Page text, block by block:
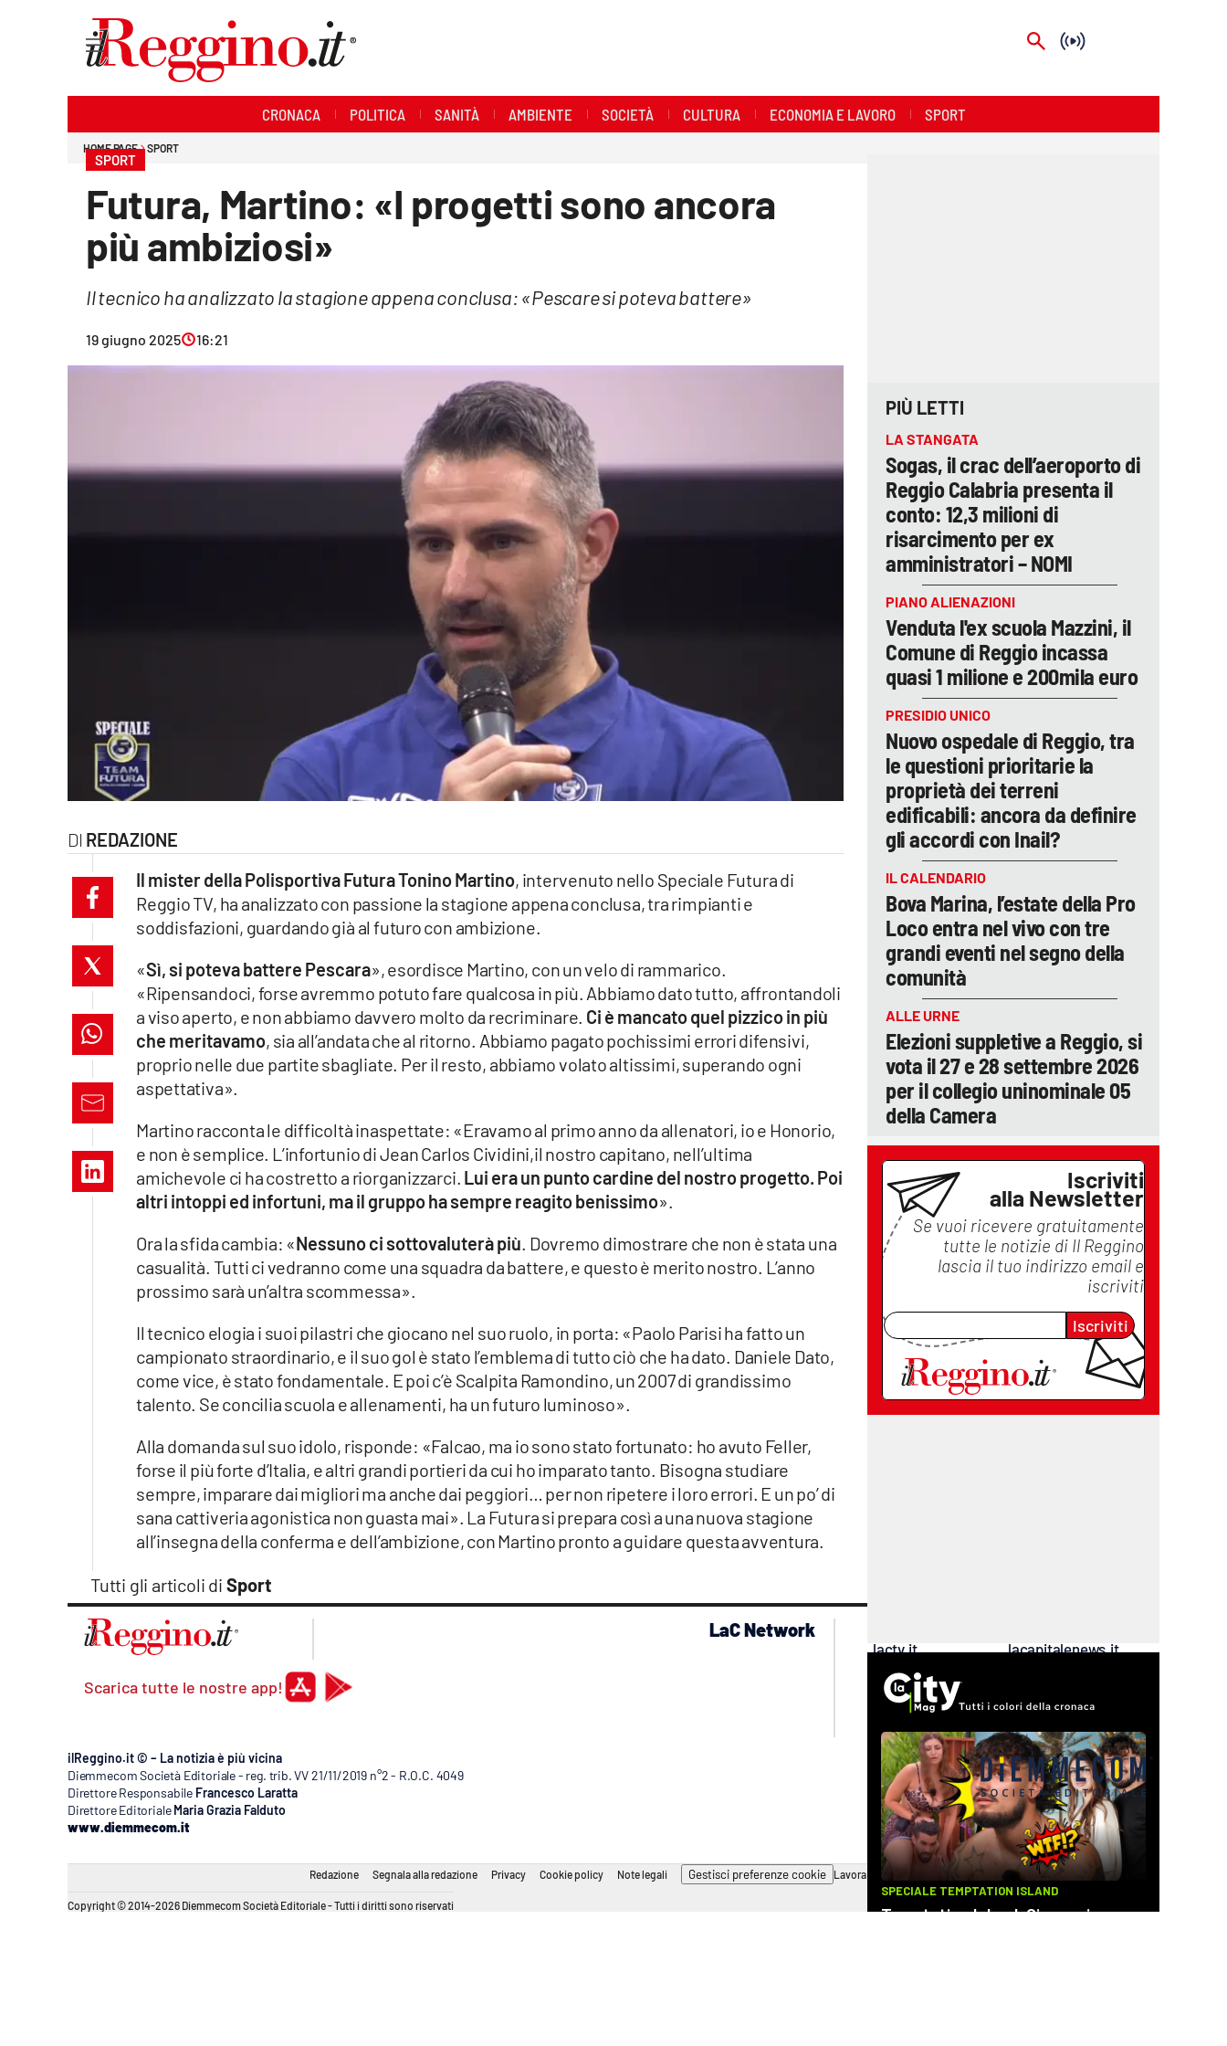
cosenzachannel.it
ilvibonese.it
catanzarochannel.it
lacapitalenews.it
Vai
CRONACA POLITICA SANITÀ AMBIENTE SOCIETÀ CULTURA ECONOMIA E LAVORO SPORT
HOME PAGE SPORT
SPORT
Futura, Martino: «I progetti sono ancora
più ambiziosi»
Il tecnico ha analizzato la stagione appena conclusa: «Pescare si poteva battere»
19 giugno 2025 16:21
REDAZIONE
Tutti gli articoli di Sport
Il mister della Polisportiva Futura Tonino Martino, intervenuto nello Speciale Futura di
Reggio TV, ha analizzato con passione la stagione appena conclusa, tra rimpianti e
soddisfazioni, guardando già al futuro con ambizione.
«Sì, si poteva battere Pescara», esordisce Martino, con un velo di rammarico.
«Ripensandoci, forse avremmo potuto fare qualcosa in più. Abbiamo dato tutto, affrontandoli
a viso aperto, e non abbiamo davvero molto da recriminare. Ci è mancato quel pizzico in più
che meritavamo, sia all’andata che al ritorno. Abbiamo pagato pochissimi errori difensivi,
proprio nelle due partite sbagliate. Per il resto, abbiamo volato altissimi, superando ogni
aspettativa».
Martino racconta le difficoltà inaspettate: «Eravamo al primo anno da allenatori, io e Honorio,
e non è semplice. L’infortunio di Jean Carlos Cividini,il nostro capitano, nell’ultima
amichevole ci ha costretto a riorganizzarci. Lui era un punto cardine del nostro progetto. Poi
altri intoppi ed infortuni, ma il gruppo ha sempre reagito benissimo».
Ora la sfida cambia: «Nessuno ci sottovaluterà più. Dovremo dimostrare che non è stata una
casualità. Tutti ci vedranno come una squadra da battere, e questo è merito nostro. L’anno
prossimo sarà un’altra scommessa».
Il tecnico elogia i suoi pilastri che giocano nel suo ruolo, in porta: «Paolo Parisi ha fatto un
campionato straordinario, e il suo gol è stato l’emblema di tutto ciò che ha dato. Daniele Dato,
come vice, è stato fondamentale. E poi c’è Scalpita Ramondino, un 2007 di grandissimo
talento. Se concilia scuola e allenamenti, ha un futuro luminoso».
Alla domanda sul suo idolo, risponde: «Falcao, ma io sono stato fortunato: ho avuto Feller,
forse il più forte d’Italia, e altri grandi portieri da cui ho imparato tanto. Bisogna studiare
sempre, imparare dai migliori ma anche dai peggiori… per non ripetere i loro errori. E un po’ di
sana cattiveria agonistica non guasta mai». La Futura si prepara così a una nuova stagione
all’insegna della conferma e dell’ambizione, con Martino pronto a guidare questa avventura.
PIÙ LETTI
LA STANGATA
Sogas, il crac dell’aeroporto di
Reggio Calabria presenta il
conto: 12,3 milioni di
risarcimento per ex
amministratori – NOMI
PIANO ALIENAZIONI
Venduta l'ex scuola Mazzini, il
Comune di Reggio incassa
quasi 1 milione e 200mila euro
PRESIDIO UNICO
Nuovo ospedale di Reggio, tra
le questioni prioritarie la
proprietà dei terreni
edificabili: ancora da definire
gli accordi con Inail?
IL CALENDARIO
Bova Marina, l’estate della Pro
Loco entra nel vivo con tre
grandi eventi nel segno della
comunità
ALLE URNE
Elezioni suppletive a Reggio, si
vota il 27 e 28 settembre 2026
per il collegio uninominale 05
della Camera
Iscriviti
alla Newsletter
Se vuoi ricevere gratuitamente
tutte le notizie di Il Reggino
lascia il tuo indirizzo email e
iscriviti
Iscriviti
Scarica tutte le nostre app!
LaC Network
lactv.it
laconair.it
lacapitalenews.it
catanzarochannel.it
ilReggino.it © – La notizia è più vicina
Diemmecom Società Editoriale - reg. trib. VV 21/11/2019 n°2 - R.O.C. 4049
Direttore Responsabile Francesco Laratta
Direttore Editoriale Maria Grazia Falduto
www.diemmecom.it
Redazione Segnala alla redazione Privacy Cookie policy Note legali Gestisci preferenze cookie Lavora con noi
Copyright © 2014-2026 Diemmecom Società Editoriale - Tutti i diritti sono riservati